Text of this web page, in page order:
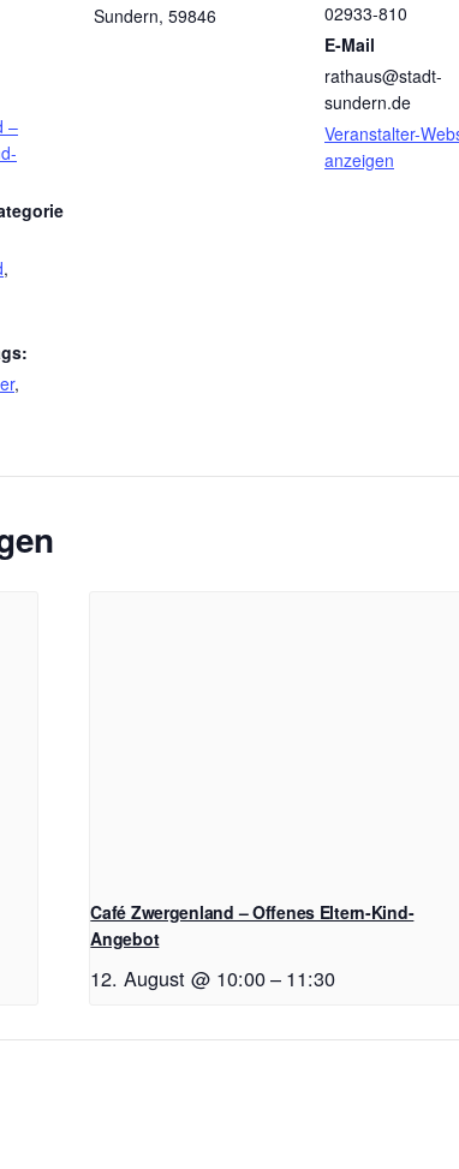
–
,
,
Sundern, 59846
02933-810
E-Mail
rathaus@stadt-
sundern.de
Veranstalter-
anzeigen
Café Zwergenland – Offenes Eltern-Kind-
Angebot
12. August @ 10:00– 11:30